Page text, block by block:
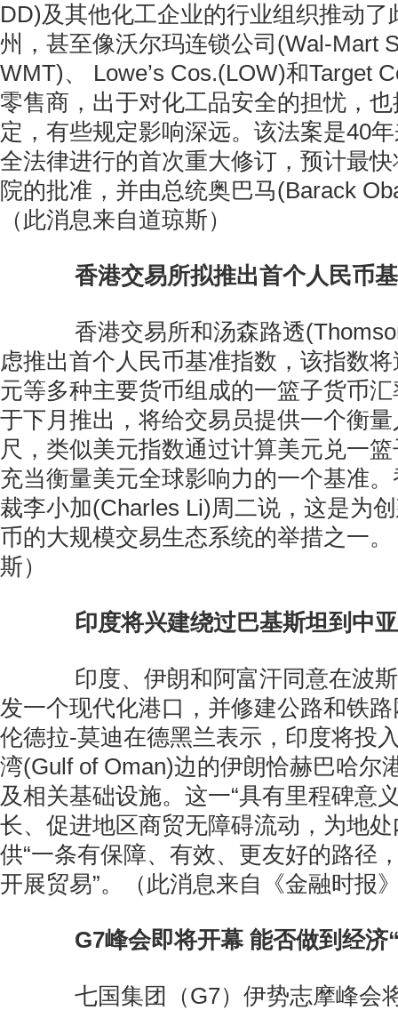
DD)及其他化工企业的行业组织推动了
州，甚至像沃尔玛连锁公司(Wal-Mart
WMT)、 Lowe’s Cos.(LOW)和Target
零售商，出于对化工品安全的担忧，
定，有些规定影响深远。该法案是40
全法律进行的首次重大修订，预计最
院的批准，并由总统奥巴马(Barack
（此消息来自道琼斯）
香港交易所拟推出首个人民币
香港交易所和汤森路透
虑推出首个人民币基准指数，该指数
元等多种主要货币组成的一篮子货币
于下月推出，将给交易员提供一个衡
尺，类似美元指数通过计算美元兑一
充当衡量美元全球影响力的一个基准
裁李小加(Charles Li)周二说，这是为
币的大规模交易生态系统的举措之一
斯）
印度将兴建绕过巴基斯坦到中
印度、伊朗和阿富汗同意在波斯
发一个现代化港口，并修建公路和铁
伦德拉-莫迪在德黑兰表示，印度将投
湾(Gulf of Oman)边的伊朗恰赫巴哈尔
及相关基础设施。这一“具有里程碑意
长、促进地区商贸无障碍流动，为地
供“一条有保障、有效、更友好的路径
开展贸易”。（此消息来自《金融时报
G7峰会即将开幕 能否做到经济
七国集团（G7）伊势志摩峰会